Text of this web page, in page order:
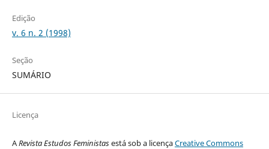
Edição
v. 6 n. 2 (1998)
Seção
SUMÁRIO
Licença
ARevista Estudos Feministasestá sob a licençaCreative Commons